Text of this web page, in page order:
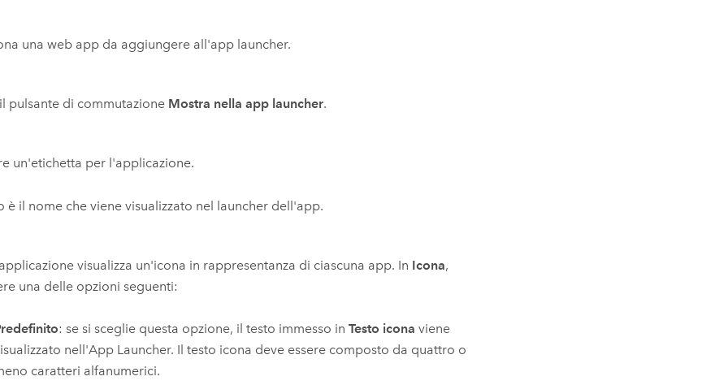
una web app da aggiungere all'app launcher.
pulsante di commutazione Mostra nella app launcher.
un'etichetta per l'applicazione.
è il nome che viene visualizzato nel launcher dell'app.
visualizza un'icona in rappresentanza di ciascuna app. In Icona,
una delle opzioni seguenti:
: se si sceglie questa opzione, il testo immesso in Testo icona viene
nell'App Launcher. Il testo icona deve essere composto da quattro o
caratteri alfanumerici.